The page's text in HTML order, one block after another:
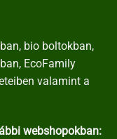
bio boltokban,
EcoFamily
valamint a
webshopokban: